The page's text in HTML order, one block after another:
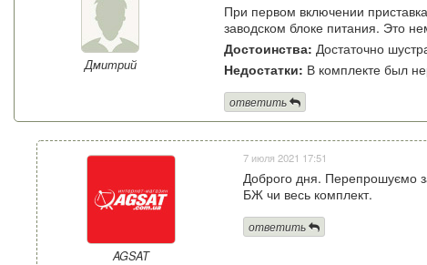
Дмитрий
При первом включении
заводском блоке питания. Это
Достоинства: Достаточно
Недостатки: В комплекте был
ответить
AGSAT
7 июля 2021 17:51
Доброго дня. Перепрошуємо
БЖ чи весь комплект.
ответить